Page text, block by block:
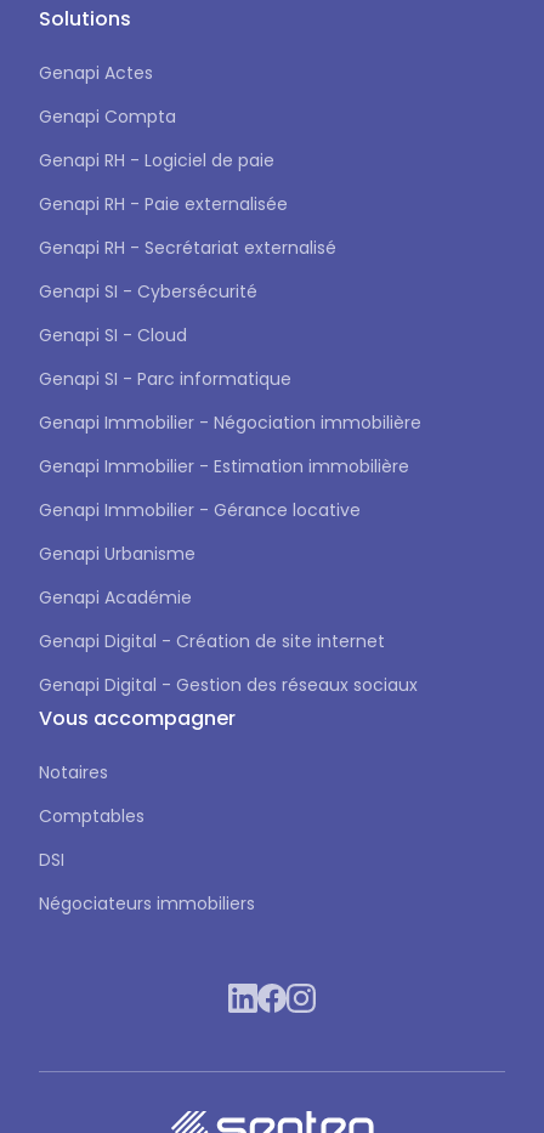
Solutions
Genapi Actes
Genapi Compta
Genapi RH - Logiciel de paie
Genapi RH - Paie externalisée
Genapi RH - Secrétariat externalisé
Genapi SI - Cybersécurité
Genapi SI - Cloud
Genapi SI - Parc informatique
Genapi Immobilier - Négociation immobilière
Genapi Immobilier - Estimation immobilière
Genapi Immobilier - Gérance locative
Genapi Urbanisme
Genapi Académie
Genapi Digital - Création de site internet
Genapi Digital - Gestion des réseaux sociaux
Vous accompagner
Notaires
Comptables
DSI
Négociateurs immobiliers